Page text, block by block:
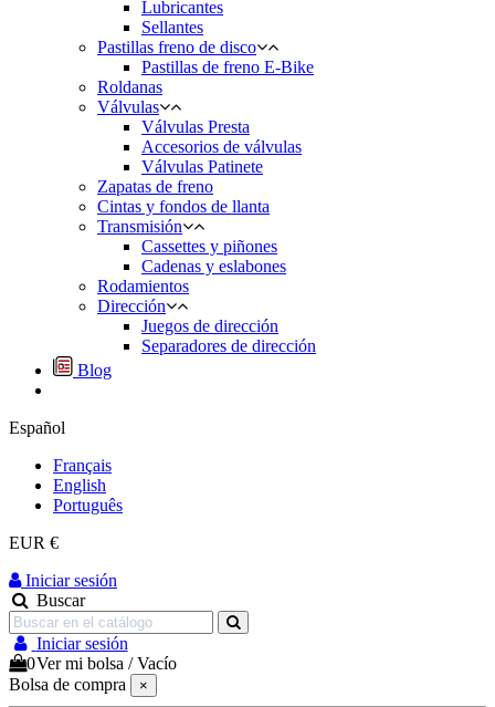
Lubricantes
Sellantes
Pastillas freno de disco
Pastillas de freno E-Bike
Roldanas
Válvulas
Válvulas Presta
Accesorios de válvulas
Válvulas Patinete
Zapatas de freno
Cintas y fondos de llanta
Transmisión
Cassettes y piñones
Cadenas y eslabones
Rodamientos
Dirección
Juegos de dirección
Separadores de dirección
Blog
Español
Français
English
Português
EUR €
Iniciar sesión
Buscar
Iniciar sesión
0Ver mi bolsa /Vacío
Bolsa de compra
×